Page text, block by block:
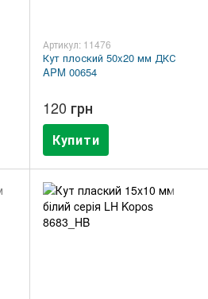
Артикул: 11476
Кут плоский 50x20 мм ДКС
APM 00654
120 грн
Купити